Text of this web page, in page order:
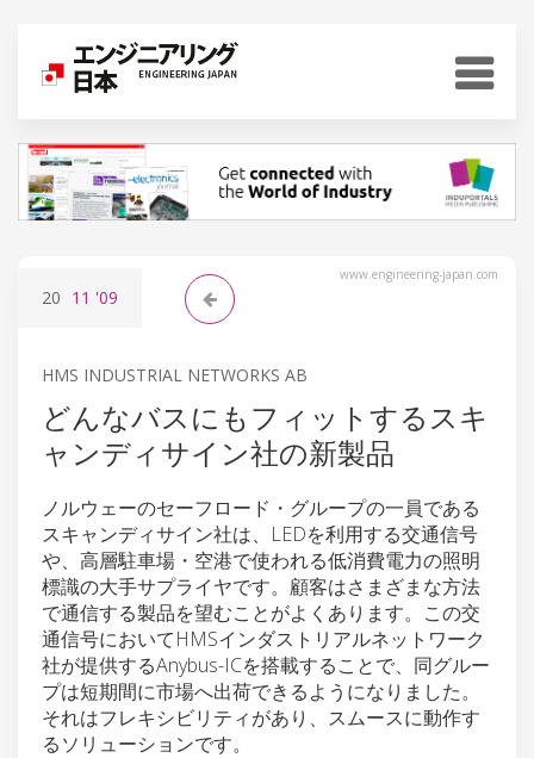
www.engineering-japan.com
20 11 '09
HMS INDUSTRIAL NETWORKS AB
どんなバスにもフィットするスキ
ャンディサイン社の新製品
ノルウェーのセーフロード・グループの一員である
スキャンディサイン社は、LEDを利用する交通信号
や、高層駐車場・空港で使われる低消費電力の照明
標識の大手サプライヤです。顧客はさまざまな方法
で通信する製品を望むことがよくあります。この交
通信号においてHMSインダストリアルネットワーク
社が提供するAnybus-ICを搭載することで、同グルー
プは短期間に市場へ出荷できるようになりました。
それはフレキシビリティがあり、スムースに動作す
るソリューションです。